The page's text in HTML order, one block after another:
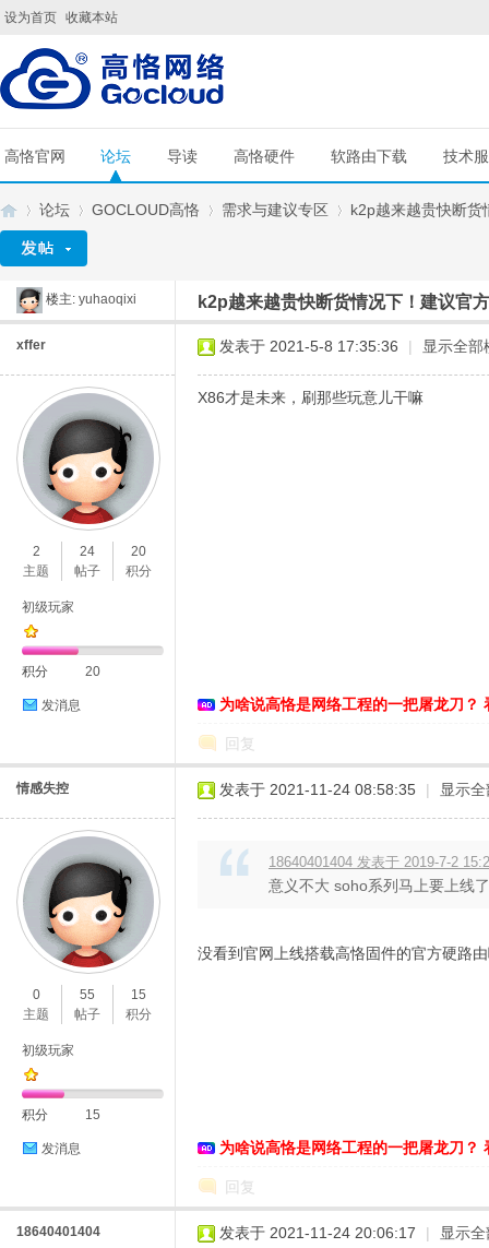
设为首页 收藏本站
高恪官网 论坛 导读 高恪硬件 软路由下载 技术
»
论坛
›
GOCLOUD高恪
›
需求与建议专区
›
k2p越来越贵快断货
楼主: yuhaoqixi k2p越来越贵快断货情况下！建议官
xffer
2
主题
24
帖子
20
积分
初级玩家
积分 20
发消息
发表于 2021-5-8 17:35:36 | 显示全部
X86才是未来，刷那些玩意儿干嘛
为啥说高恪是网络工程的一把屠龙刀？
回复
情感失控
0
主题
55
帖子
15
积分
初级玩家
积分 15
发消息
发表于 2021-11-24 08:58:35 | 显示
18640401404 发表于 2019-7-2
意义不大 soho系列马上要上线
没看到官网上线搭载高恪固件的官方硬路
为啥说高恪是网络工程的一把屠龙刀？
回复
18640401404 发表于 2021-11-24 20:06:17 | 显示